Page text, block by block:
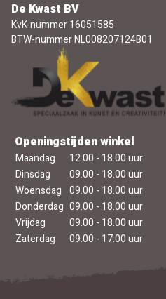
De Kwast BV
KvK-nummer 16051585
BTW-nummer NL008207124B01
Openingstijden winkel
Maandag
12.00 - 18.00 uur
Dinsdag
09.00 - 18.00 uur
Woensdag 09.00 - 18.00 uur
Donderdag 09.00 - 18.00 uur
Vrijdag
09.00 - 18.00 uur
Zaterdag
09.00 - 17.00 uur